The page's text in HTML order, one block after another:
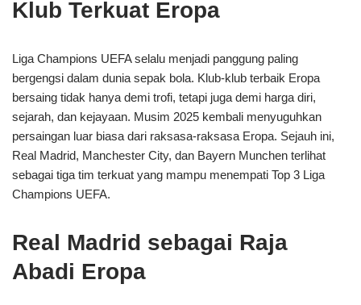
Klub Terkuat Eropa
Liga Champions UEFA selalu menjadi panggung paling
bergengsi dalam dunia sepak bola. Klub-klub terbaik Eropa
bersaing tidak hanya demi trofi, tetapi juga demi harga diri,
sejarah, dan kejayaan. Musim 2025 kembali menyuguhkan
persaingan luar biasa dari raksasa-raksasa Eropa. Sejauh ini,
Real Madrid, Manchester City, dan Bayern Munchen terlihat
sebagai tiga tim terkuat yang mampu menempati Top 3 Liga
Champions UEFA.
Real Madrid sebagai Raja
Abadi Eropa